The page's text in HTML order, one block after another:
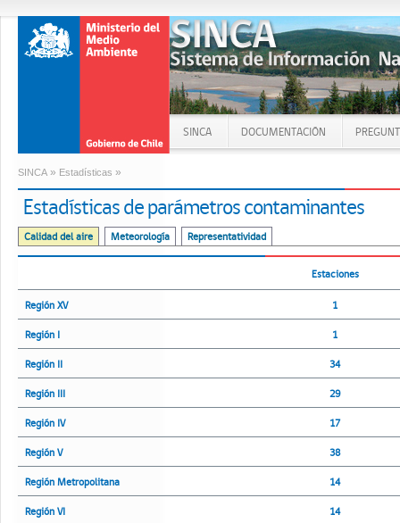
SINCA DOCUMENTACIÓN
SINCA » Estadísticas »
Estadísticas de parámetros contaminantes
Calidad del aire Meteorología Representatividad
Estaciones
Región XV 1
Región I 1
Región II 34
Región III 29
Región IV 17
Región V 38
Región Metropolitana 14
Región VI 14